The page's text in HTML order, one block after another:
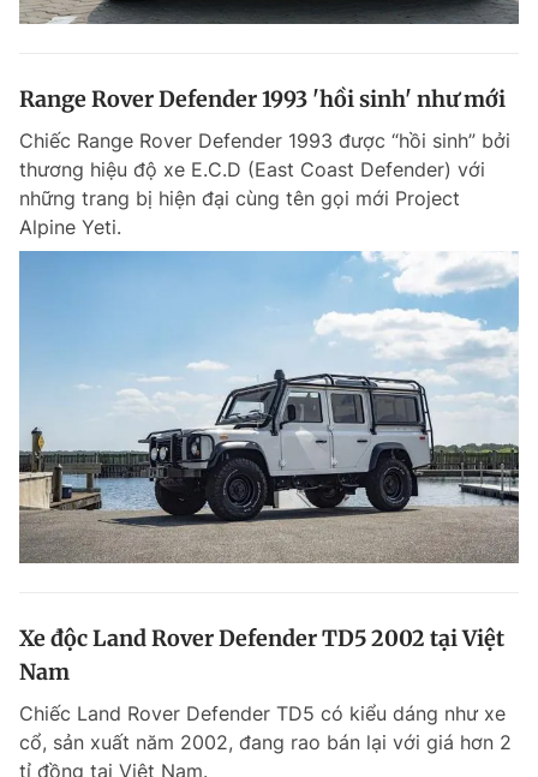
Range Rover Defender 1993 'hồi sinh' như mới
Chiếc Range Rover Defender 1993 được “hồi sinh” bởi
thương hiệu độ xe E.C.D (East Coast Defender) với
những trang bị hiện đại cùng tên gọi mới Project
Alpine Yeti.
Xe độc Land Rover Defender TD5 2002 tại Việt
Nam
Chiếc Land Rover Defender TD5 có kiểu dáng như xe
cổ, sản xuất năm 2002, đang rao bán lại với giá hơn 2
tỉ đồng tại Việt Nam.